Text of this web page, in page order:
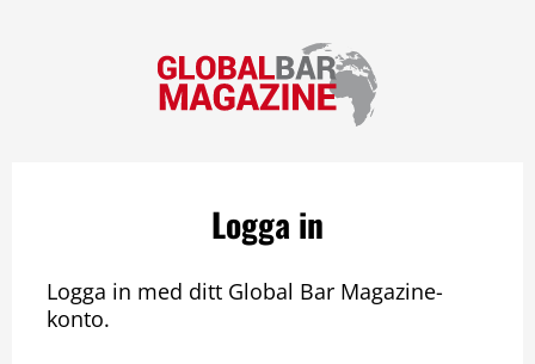
Logga in
Logga in med ditt Global Bar Magazine-
konto.